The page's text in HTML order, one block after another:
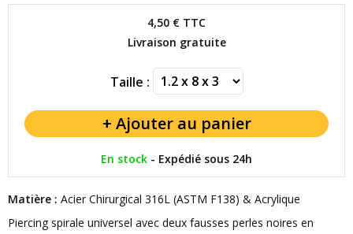
4,50 € TTC
Livraison gratuite
Taille :
En stock - Expédié sous 24h
Matière : Acier Chirurgical 316L (ASTM F138) & Acrylique
Piercing spirale universel avec deux fausses perles noires en